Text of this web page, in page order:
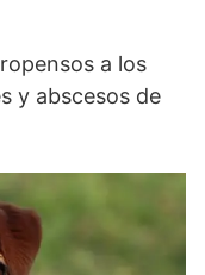
a los
y abscesos de